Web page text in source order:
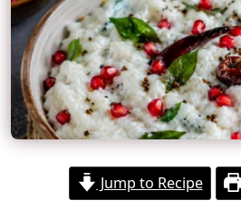
Jump to Recipe